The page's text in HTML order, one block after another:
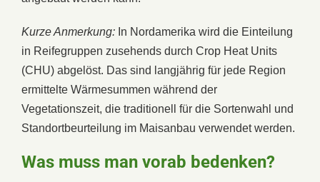
Kurze Anmerkung: In Nordamerika wird die Einteilung
in Reifegruppen zusehends durch Crop Heat Units
(CHU) abgelöst. Das sind langjährig für jede Region
ermittelte Wärmesummen während der
Vegetationszeit, die traditionell für die Sortenwahl und
Standortbeurteilung im Maisanbau verwendet werden.
Was muss man vorab bedenken?